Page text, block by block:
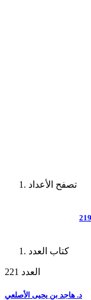
تصفح الأعداد
كتاب العدد
العدد 221
د. هاجد بن يحيى الأصلعي